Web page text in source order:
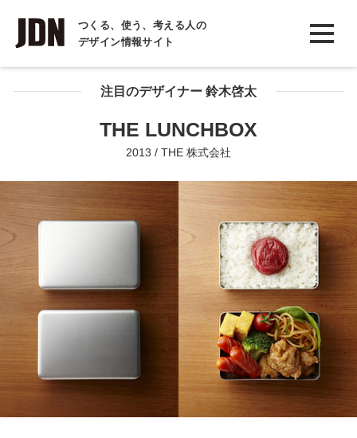
つくる、使う、考える人の
デザイン情報サイト
INTERVIEW
インタビュー
REPORT注目のデザイナー 鈴木啓太
THE LUNCHBOX
2013 / THE 株式会社